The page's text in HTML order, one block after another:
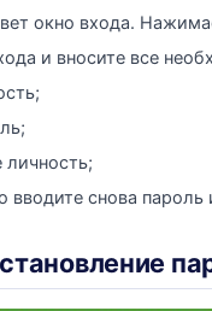
окно входа.
и вносите все
личность;
вводите снова